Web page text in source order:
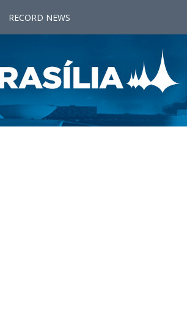
RECORD NEWS